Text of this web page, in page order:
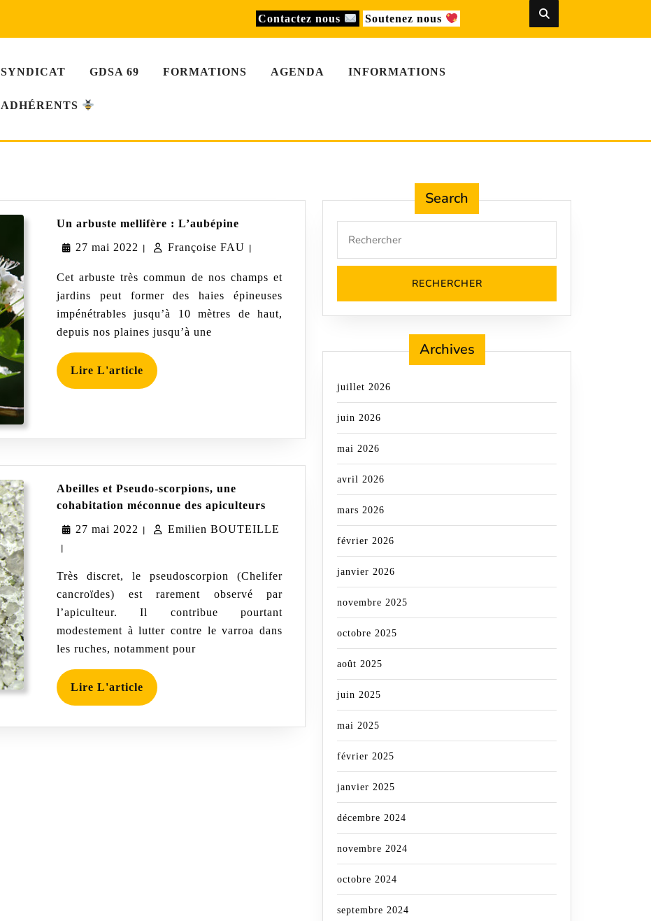
Contactez nous Soutenez nous
SYNDICAT GDSA 69 FORMATIONS AGENDA INFORMATIONS
ADHÉRENTS
Un arbuste mellifère : L’aubépine
mellifère
L’aubépine
27 mai 2022 27
| Françoise FAU Françoise
|
Cet arbuste très commun de nos champs et
jardins peut former des haies épineuses
impénétrables jusqu’à 10 mètres de haut,
depuis nos plaines jusqu’à une
Lire L'article Lire
L'article
Abeilles et Pseudo-scorpions, une
cohabitation méconnue des apiculteurs
Pseudo-
méconnue
des
apiculteurs
27 mai 2022 27
| Emilien BOUTEILLE
|
Très discret, le pseudoscorpion (Chelifer
cancroïdes) est rarement observé par
l’apiculteur. Il contribue pourtant
modestement à lutter contre le varroa dans
les ruches, notamment pour
Lire L'article Lire
L'article
Search
for:
Archives
juillet 2026
juin 2026
mai 2026
avril 2026
mars 2026
février 2026
janvier 2026
novembre 2025
octobre 2025
août 2025
juin 2025
mai 2025
février 2025
janvier 2025
décembre 2024
novembre 2024
octobre 2024
septembre 2024